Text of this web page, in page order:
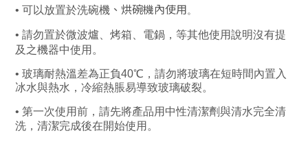
• 可以放置於洗碗機 、 烘碗機內使用。
• 請勿置於微波爐、 烤箱
電鍋，等其他使用說明沒有提
及之機器中使用。
• 玻璃耐熱溫差為正負40℃， 請勿將玻璃在短時間內置入
冰水與熱水，冷縮熱脹易導致玻璃破裂。
• 第一次使用前，請先將產品用中性清潔劑與清水完全清
洗，清潔完成後在開始使用。